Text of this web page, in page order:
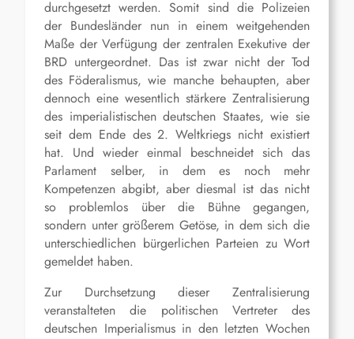
durchgesetzt werden. Somit sind die Polizeien
der Bundesländer nun in einem weitgehenden
Maße der Verfügung der zentralen Exekutive der
BRD untergeordnet. Das ist zwar nicht der Tod
des Föderalismus, wie manche behaupten, aber
dennoch eine wesentlich stärkere Zentralisierung
des imperialistischen deutschen Staates, wie sie
seit dem Ende des 2. Weltkriegs nicht existiert
hat. Und wieder einmal beschneidet sich das
Parlament selber, in dem es noch mehr
Kompetenzen abgibt, aber diesmal ist das nicht
so problemlos über die Bühne gegangen,
sondern unter größerem Getöse, in dem sich die
unterschiedlichen bürgerlichen Parteien zu Wort
gemeldet haben.
Zur Durchsetzung dieser Zentralisierung
veranstalteten die politischen Vertreter des
deutschen Imperialismus in den letzten Wochen